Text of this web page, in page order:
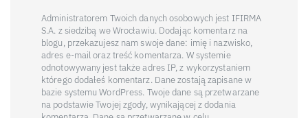
Administratorem Twoich danych osobowych jest IFIRMA
S.A. z siedzibą we Wrocławiu. Dodając komentarz na
blogu, przekazujesz nam swoje dane: imię i nazwisko,
adres e-mail oraz treść komentarza. W systemie
odnotowywany jest także adres IP, z wykorzystaniem
którego dodałeś komentarz. Dane zostają zapisane w
bazie systemu WordPress. Twoje dane są przetwarzane
na podstawie Twojej zgody, wynikającej z dodania